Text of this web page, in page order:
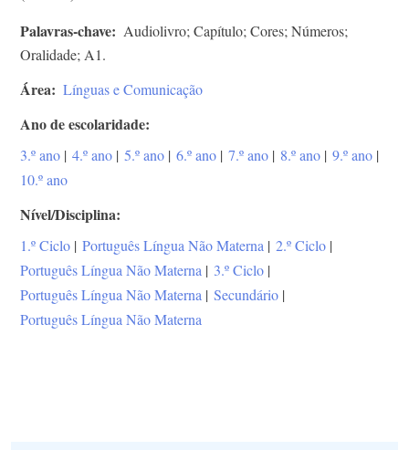
Palavras-chave
Audiolivro; Capítulo; Cores; Números;
Oralidade; A1.
Área Línguas e Comunicação
Ano de escolaridade
3.º ano | 4.º ano | 5.º ano | 6.º ano | 7.º ano | 8.º ano | 9.º ano |
10.º ano
Nível/Disciplina
1.º Ciclo | Português Língua Não Materna | 2.º Ciclo |
Português Língua Não Materna | 3.º Ciclo |
Português Língua Não Materna | Secundário |
Português Língua Não Materna